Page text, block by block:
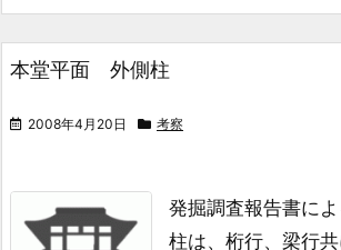
本堂平面 外側柱
2008年4月20日 考察
発掘調査報告書に
柱は、 桁行、梁行